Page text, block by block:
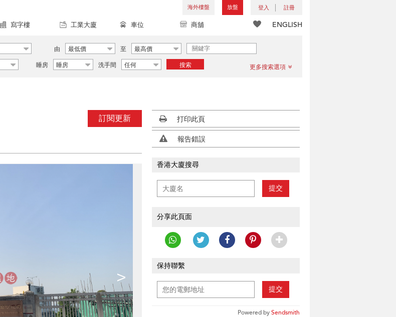
海外樓盤 放盤 登入 註冊
ENGLISH
寫字樓 工業大廈 車位 商舖
由 最低價 至
最高價
睡房 睡房 洗手間 任何 搜索 更多搜索選項
訂閱更新
>
打印此頁
報告錯誤
香港大廈搜尋
提交
分享此頁面
保持聯繫
提交
Powered bySendsmith